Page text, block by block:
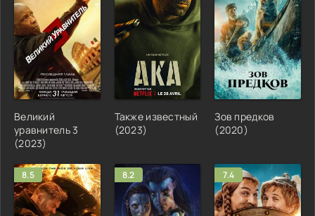
Великий
уравнитель 3
(2023)
Также известный
(2023)
Зов предков
(2020)
8.5 8.2 7.4